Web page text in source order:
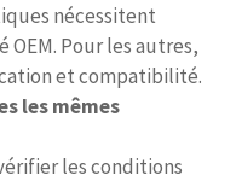
nécessitent
Pour les autres,
et compatibilité.
les mêmes
les conditions